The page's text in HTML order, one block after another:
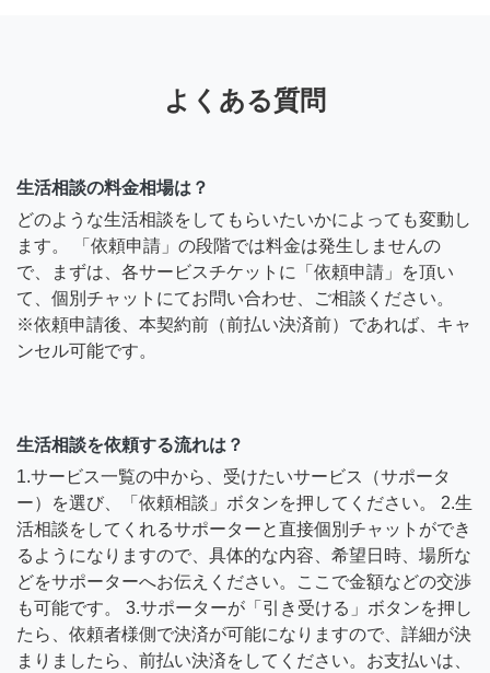
よくある質問
生活相談の料金相場は？
どのような生活相談をしてもらいたいかによっても変動し
ます。 「依頼申請」の段階では料金は発生しませんの
で、まずは、各サービスチケットに「依頼申請」を頂い
て、個別チャットにてお問い合わせ、ご相談ください。
※依頼申請後、本契約前（前払い決済前）であれば、キャ
ンセル可能です。
生活相談を依頼する流れは？
1.サービス一覧の中から、受けたいサービス（サポータ
ー）を選び、「依頼相談」ボタンを押してください。 2.生
活相談をしてくれるサポーターと直接個別チャットができ
るようになりますので、具体的な内容、希望日時、場所な
どをサポーターへお伝えください。ここで金額などの交渉
も可能です。 3.サポーターが「引き受ける」ボタンを押し
たら、依頼者様側で決済が可能になりますので、詳細が決
まりましたら、前払い決済をしてください。お支払いは、